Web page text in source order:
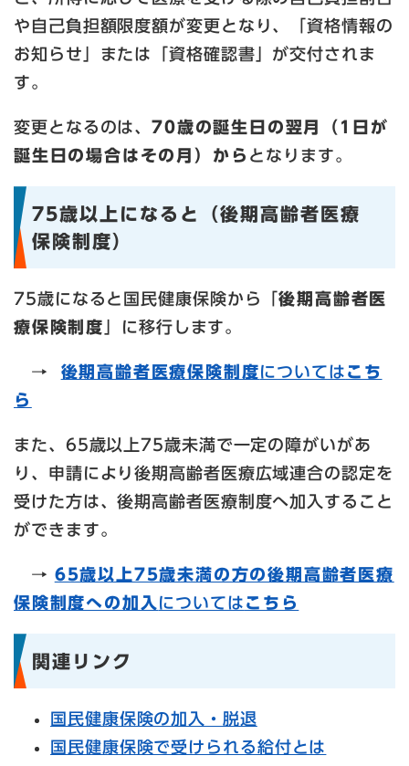
や自己負担額限度額が変更となり、「資格情報の
お知らせ」または「資格確認書」が交付されま
す。
変更となるのは、70歳の誕生日の翌月（1日が
誕生日の場合はその月）から となります。
75歳以上になると（後期高齢者医療
保険制度）
75歳になると国民健康保険から「後期高齢者医
療保険制度
」に移行します。
→ 後期高齢者医療保険制度については こち
ら​
また、65歳以上75歳未満で一定の障がいがあ
り、申請により後期高齢者医療広域連合の認定を
受けた方は、後期高齢者医療制度へ加入すること
ができます。
→ ​ 65歳以上75歳未満の方の後期高齢者医療
保険制度への加入 については こちら​
関連リンク
国民健康保険の加入・脱退
国民健康保険で受けられる給付とは